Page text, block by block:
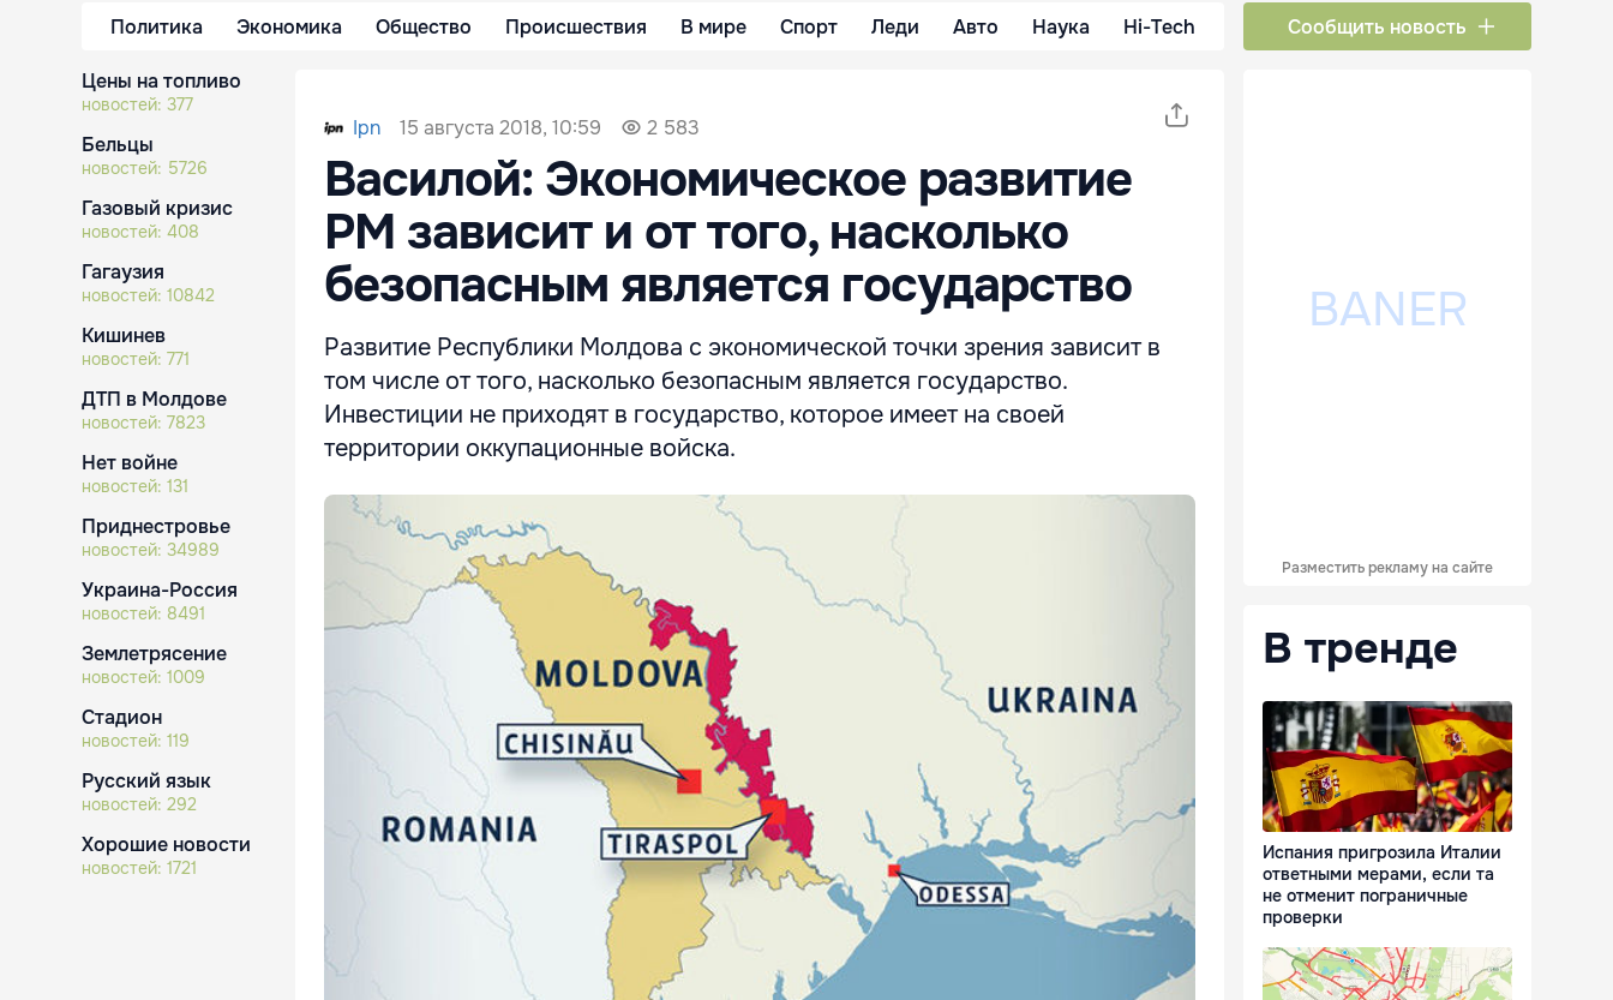
Политика Экономика Общество Происшествия В мире Спорт Леди Авто Наука Hi-Tech Сообщить новость
Цены на топливо
новостей: 377
Бельцы
новостей: 5726
Газовый кризис
новостей: 408
Гагаузия
новостей: 10842
Кишинев
новостей: 771
ДТП в Молдове
новостей: 7823
Нет войне
новостей: 131
Приднестровье
новостей: 34989
Украина-Россия
новостей: 8491
Землетрясение
новостей: 1009
Стадион
новостей: 119
Русский язык
новостей: 292
Хорошие новости
новостей: 1721
Ipn 15 августа 2018, 10:59 2 583
Василой: Экономическое развитие
РМ зависит и от того, насколько
безопасным является государство
Развитие Республики Молдова с экономической точки зрения зависит в
том числе от того, насколько безопасным является государство.
Инвестиции не приходят в государство, которое имеет на своей
территории оккупационные войска.
Разместить рекламу на сайте
В тренде
Испания пригрозила Италии
ответными мерами, если та
не отменит пограничные
проверки